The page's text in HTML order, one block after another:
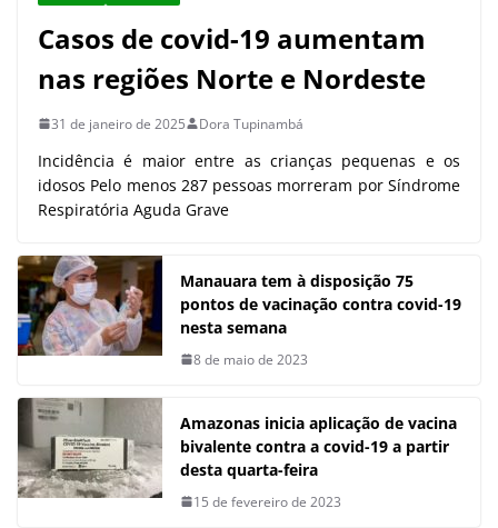
Casos de covid-19 aumentam
nas regiões Norte e Nordeste
31 de janeiro de 2025 Dora Tupinambá
Incidência é maior entre as crianças pequenas e os
idosos Pelo menos 287 pessoas morreram por Síndrome
Respiratória Aguda Grave
Manauara tem à disposição 75
pontos de vacinação contra covid-19
nesta semana
8 de maio de 2023
Amazonas inicia aplicação de vacina
bivalente contra a covid-19 a partir
desta quarta-feira
15 de fevereiro de 2023